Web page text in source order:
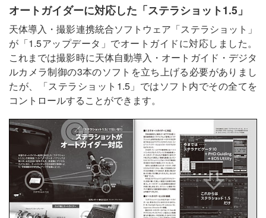
オートガイダーに対応した「ステラショット1.5」
天体導入・撮影連携統合ソフトウェア「ステラショット」
が「1.5アップデータ」でオートガイドに対応しました。
これまでは撮影時に天体自動導入・オートガイド・デジタ
ルカメラ制御の3本のソフトを立ち上げる必要がありまし
たが、「ステラショット1.5」ではソフト内でその全てを
コントロールすることができます。